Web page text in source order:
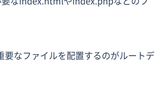
なファイルを配置するのがルートデ